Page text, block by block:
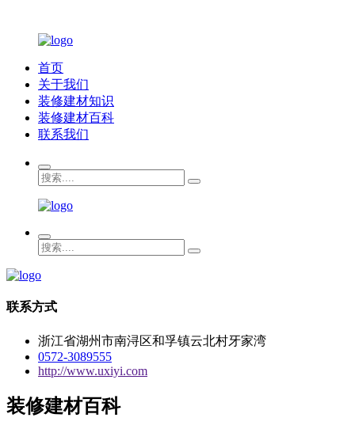
首页
关于我们
装修建材知识
装修建材百科
联系我们
联系方式
浙江省湖州市南浔区和孚镇云北村牙家湾
0572-3089555
http://www.uxiyi.com
装修建材百科